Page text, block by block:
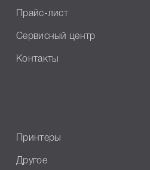
Прайс-лист
Сервисный центр
Контакты
Принтеры
Другое